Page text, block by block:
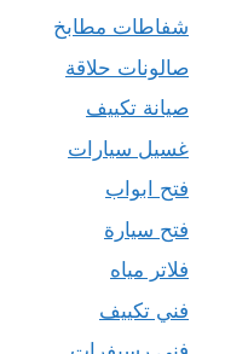
شفاطات مطابخ
صالونات حلاقة
صيانة تكييف
غسيل سيارات
فتح ابواب
فتح سيارة
فلاتر مياه
فني تكييف